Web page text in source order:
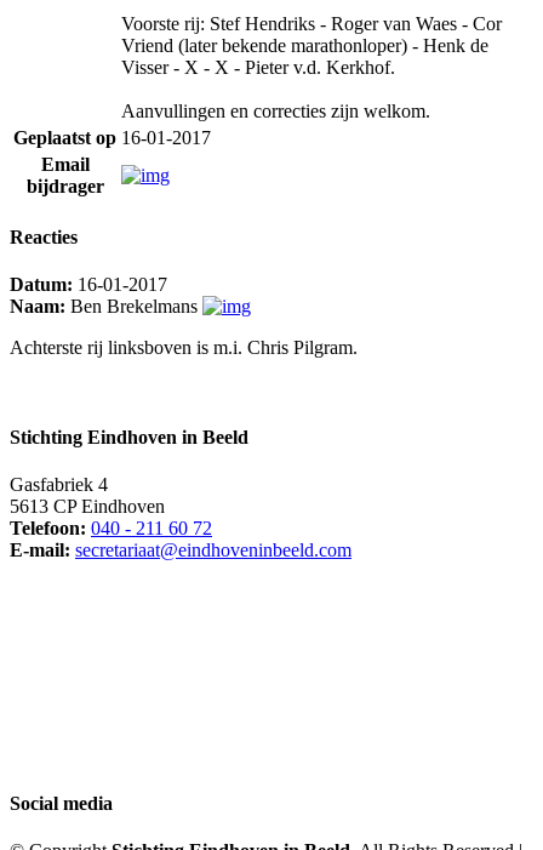
Voorste rij: Stef Hendriks - Roger van Waes - Cor
Vriend (later bekende marathonloper) - Henk de
Visser - X - X - Pieter v.d. Kerkhof.
Aanvullingen en correcties zijn welkom.
Geplaatst op 16-01-2017
Email
bijdrager
Reacties
Datum: 16-01-2017
Naam: Ben Brekelmans
Achterste rij linksboven is m.i. Chris Pilgram.
Stichting Eindhoven in Beeld
Gasfabriek 4
5613 CP Eindhoven
Telefoon: 040 - 211 60 72
E-mail: secretariaat@eindhoveninbeeld.com
Social media